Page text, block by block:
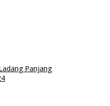
Panjang